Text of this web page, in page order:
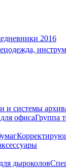
2016
и системы
офисаГруппа
дыроколов